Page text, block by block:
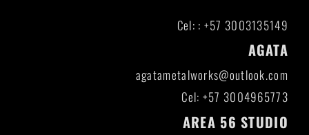
Cel: : +57 3003135149
AGATA
agatametalworks@outlook.com
Cel: +57 3004965773
AREA 56 STUDIO